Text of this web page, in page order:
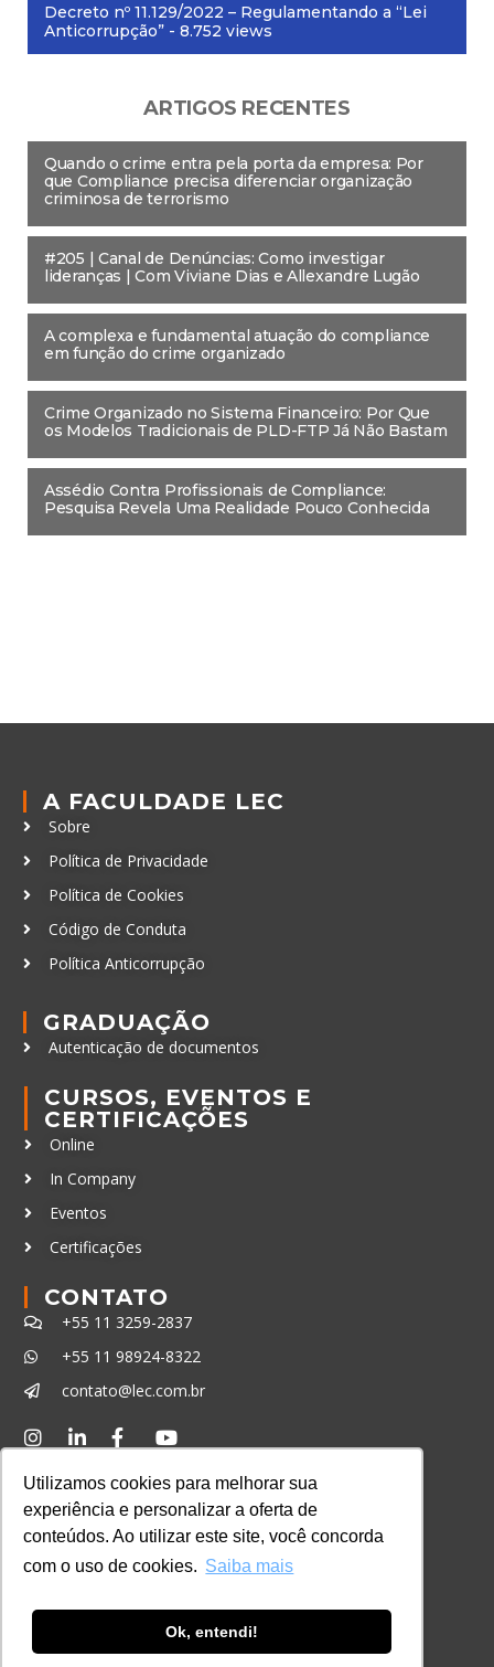
Utilizamos cookies para melhorar sua
experiência e personalizar a oferta de
conteúdos. Ao utilizar este site, você concorda
com o uso de cookies. Saiba mais
Ok, entendi!
Decreto nº 11.129/2022 – Regulamentando a “Lei
Anticorrupção” - 8.752 views
ARTIGOS RECENTES
Quando o crime entra pela porta da empresa: Por
que Compliance precisa diferenciar organização
criminosa de terrorismo
#205 | Canal de Denúncias: Como investigar
lideranças | Com Viviane Dias e Allexandre Lugão
A complexa e fundamental atuação do compliance
em função do crime organizado
Crime Organizado no Sistema Financeiro: Por Que
os Modelos Tradicionais de PLD-FTP Já Não Bastam
Assédio Contra Profissionais de Compliance:
Pesquisa Revela Uma Realidade Pouco Conhecida
A FACULDADE LEC
Sobre
Política de Privacidade
Política de Cookies
Código de Conduta
Política Anticorrupção
GRADUAÇÃO
Autenticação de documentos
CURSOS, EVENTOS E
CERTIFICAÇÕES
Online
In Company
Eventos
Certificações
CONTATO
+55 11 3259-2837
+55 11 98924-8322
contato@lec.com.br
Consulte aqui o cadastro da Instituição no
Sistema e-MEC